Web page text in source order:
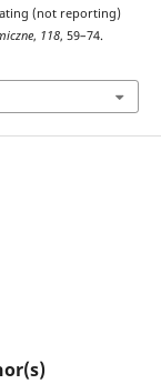
(not reporting)
, 118, 59–74.